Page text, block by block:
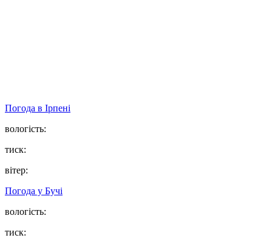
Погода в Ірпені
вологість:
тиск:
вітер:
Погода у Бучі
вологість:
тиск: